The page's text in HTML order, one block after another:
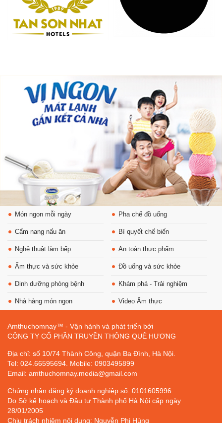
Món ngon mỗi ngày Pha chế đồ uống
Cẩm nang nấu ăn Bí quyết chế biến
Nghệ thuật làm bếp An toàn thực phẩm
Ẩm thực và sức khỏe Đồ uống và sức khỏe
Dinh dưỡng phòng bệnh Khám phá - Trải nghiệm
Nhà hàng món ngon Video Ẩm thực
Amthuchomnay™ - Vận hành và phát triển bởi
CÔNG TY CỔ PHẦN TRUYỀN THÔNG QUÊ HƯƠNG
Địa chỉ: số 10/74 Thành Công, quận Ba Đình, Hà Nội.
Tel: 024.66595694. Mobile: 0903495899
Email: amthuchomnay.media@gmail.com
Chứng nhận đăng ký doanh nghiệp số: 0101605996
Do Sở kế hoạch và Đầu tư Thành phố Hà Nội cấp ngày
28/01/2005
Chịu trách nhiệm nội dung: Nguyễn Phi Hùng